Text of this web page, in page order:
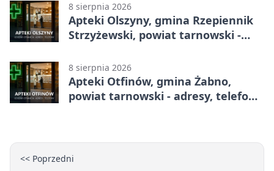
8 sierpnia 2026
Apteki Olszyny, gmina Rzepiennik
Strzyżewski, powiat tarnowski -
8 sierpnia 2026
Apteki Otfinów, gmina Żabno,
powiat tarnowski - adresy, telefony,
<< Poprzedni